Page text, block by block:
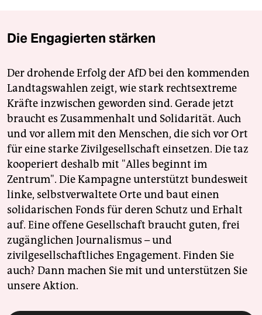
Die Engagierten stärken
Der drohende Erfolg der AfD bei den kommenden
Landtagswahlen zeigt, wie stark rechtsextreme
Kräfte inzwischen geworden sind. Gerade jetzt
braucht es Zusammenhalt und Solidarität. Auch
und vor allem mit den Menschen, die sich vor Ort
für eine starke Zivilgesellschaft einsetzen. Die taz
kooperiert deshalb mit "Alles beginnt im
Zentrum". Die Kampagne unterstützt bundesweit
linke, selbstverwaltete Orte und baut einen
solidarischen Fonds für deren Schutz und Erhalt
auf. Eine offene Gesellschaft braucht guten, frei
zugänglichen Journalismus – und
zivilgesellschaftliches Engagement. Finden Sie
auch? Dann machen Sie mit und unterstützen Sie
unsere Aktion.